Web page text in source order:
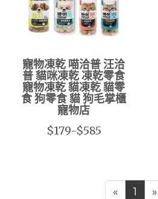
寵物凍乾 喵洽普 汪洽
普 貓咪凍乾 凍乾零食
寵物凍乾 貓凍乾 貓零
食 狗零食 貓 狗毛掌櫃
寵物店
$179-$585
« 1 »